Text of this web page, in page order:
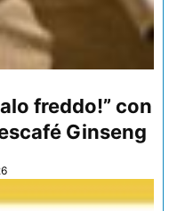
freddo!” con
Ginseng